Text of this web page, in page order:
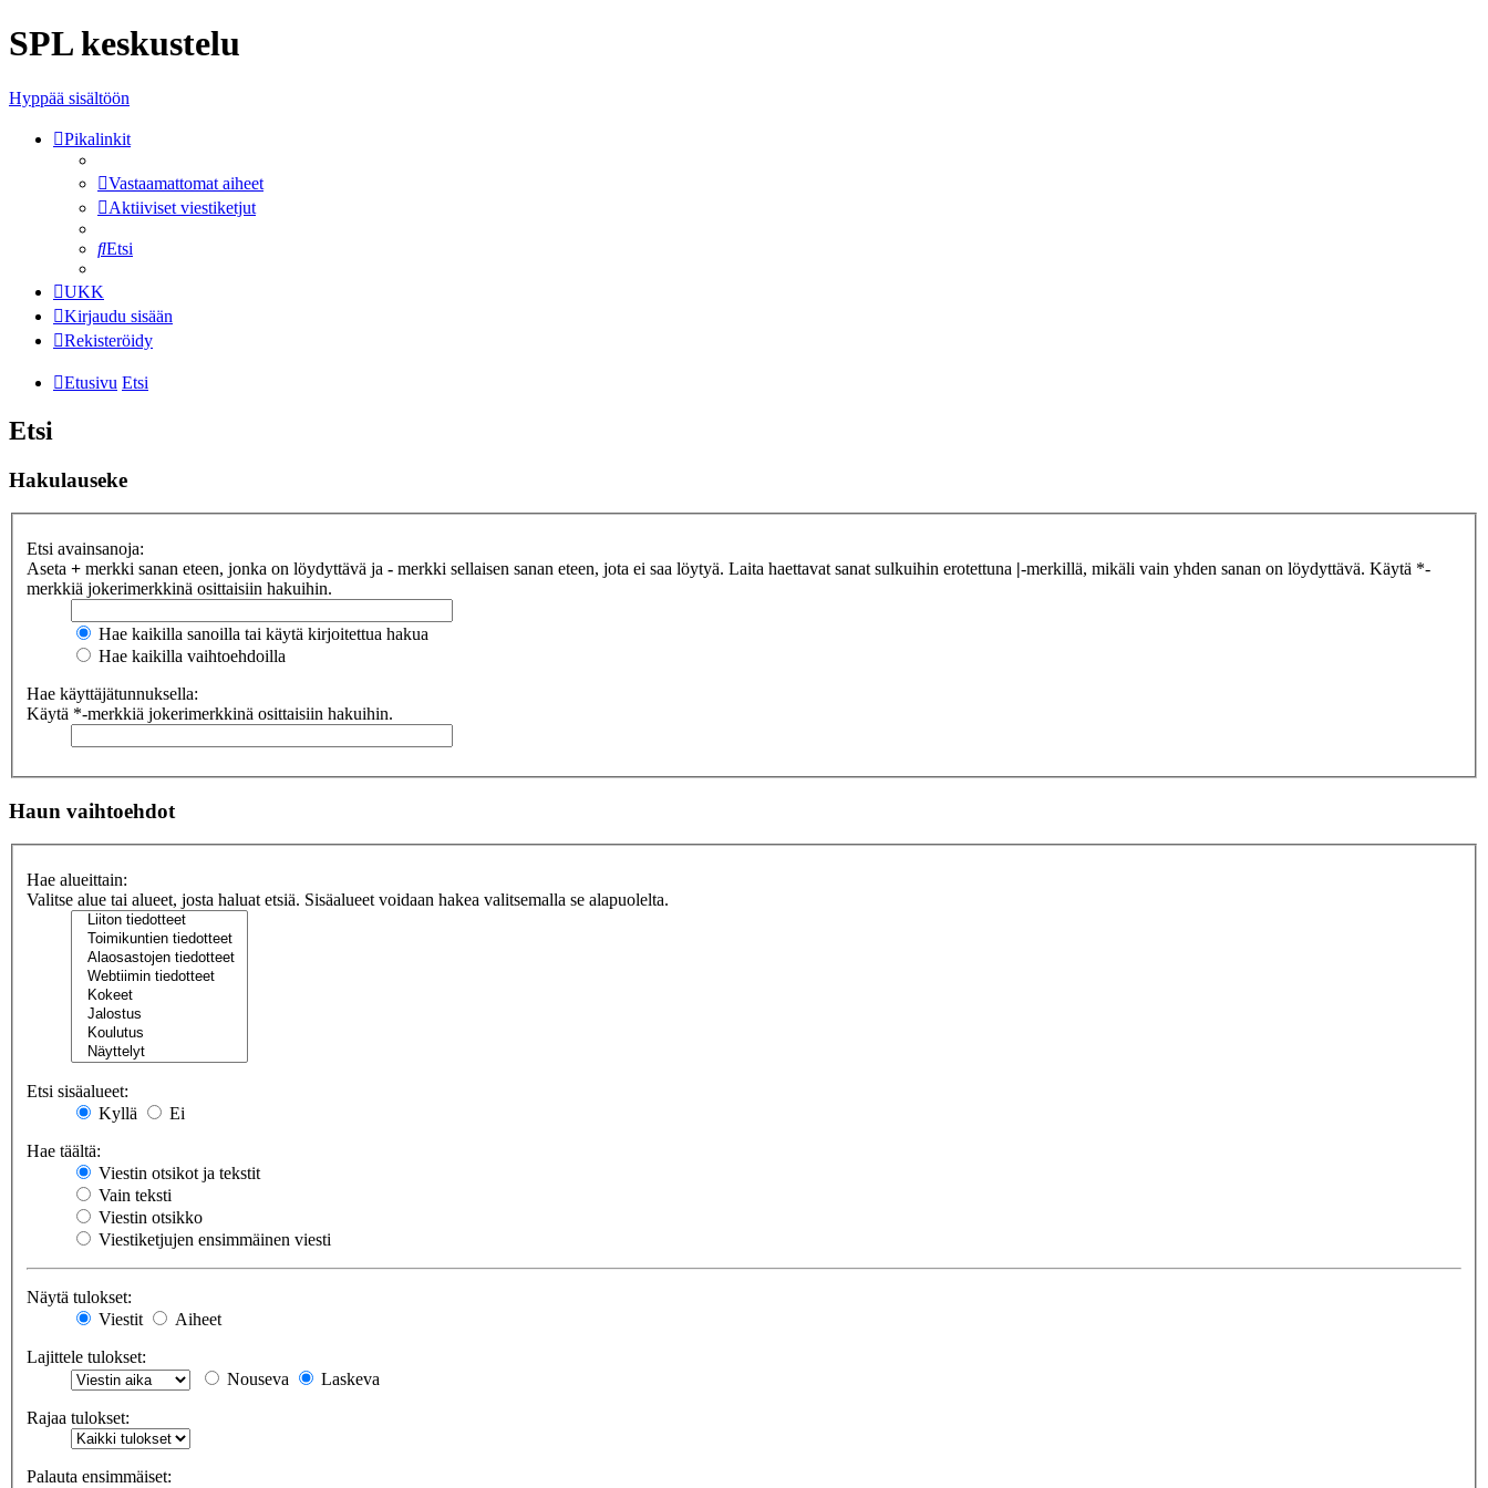
SPL keskustelu
Hyppää sisältöön
Pikalinkit
Vastaamattomat aiheet
Aktiiviset viestiketjut
Etsi
UKK
Kirjaudu sisään
Rekisteröidy
Etusivu Etsi
Etsi
Hakulauseke
Etsi avainsanoja:
Aseta + merkki sanan eteen, jonka on löydyttävä ja - merkki sellaisen sanan eteen, jota ei saa löytyä. Laita haettavat sanat sulkuihin erotettuna |-merkillä, mikäli vain yhden sanan on löydyttävä. Käytä *-
merkkiä jokerimerkkinä osittaisiin hakuihin.
Hae kaikilla sanoilla tai käytä kirjoitettua hakua
Hae kaikilla vaihtoehdoilla
Hae käyttäjätunnuksella:
Käytä *-merkkiä jokerimerkkinä osittaisiin hakuihin.
Haun vaihtoehdot
Hae alueittain:
Valitse alue tai alueet, josta haluat etsiä. Sisäalueet voidaan hakea valitsemalla se alapuolelta.
Etsi sisäalueet:
Kyllä
Ei
Hae täältä:
Viestin otsikot ja tekstit
Vain teksti
Viestin otsikko
Viestiketjujen ensimmäinen viesti
Näytä tulokset:
Viestit
Aiheet
Lajittele tulokset:
Nouseva
Laskeva
Rajaa tulokset:
Palauta ensimmäiset: